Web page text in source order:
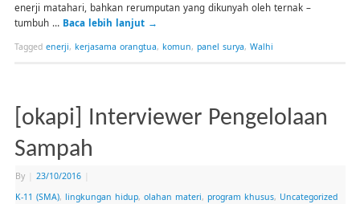
enerji matahari, bahkan rerumputan yang dikunyah oleh ternak –
tumbuh … Baca lebih lanjut →
Tagged enerji, kerjasama orangtua, komun, panel surya, Walhi
[okapi] Interviewer Pengelolaan
Sampah
By 23/10/2016
K-11 (SMA), lingkungan hidup, olahan materi, program khusus, Uncategorized